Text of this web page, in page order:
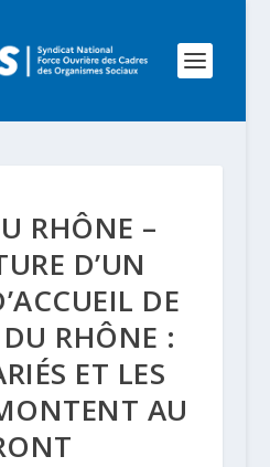
RHÔNE –
D’UN
DE
RHÔNE :
ET LES
AU